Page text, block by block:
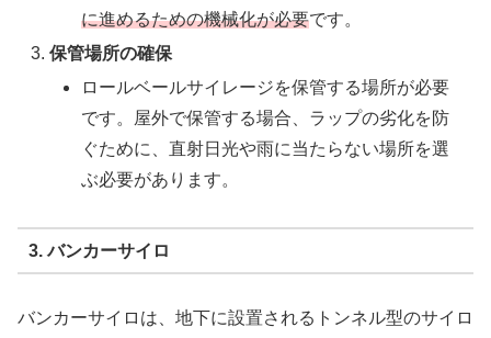
に進めるための機械化が必要です。
保管場所の確保
ロールベールサイレージを保管する場所が必要
です。屋外で保管する場合、ラップの劣化を防
ぐために、直射日光や雨に当たらない場所を選
ぶ必要があります。
3. バンカーサイロ
バンカーサイロは、地下に設置されるトンネル型のサイロ